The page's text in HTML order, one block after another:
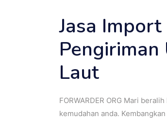
Jasa
Laut
FORWARDER ORG Mari
kemudahan anda.